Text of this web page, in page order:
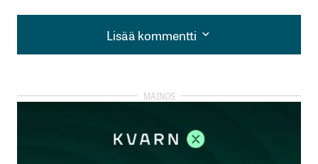
Lisää kommentti
Lisää kommentti
kirjautua
rekisteröityä